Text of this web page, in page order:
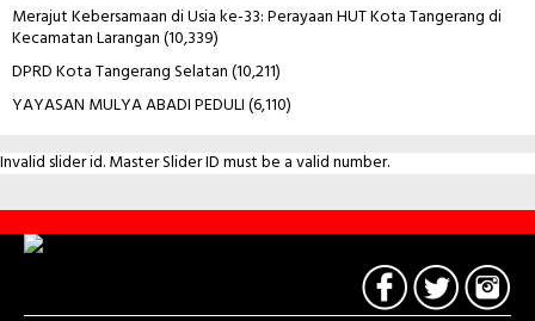
Merajut Kebersamaan di Usia ke-33: Perayaan HUT Kota Tangerang di
Kecamatan Larangan(10,339)
DPRD Kota Tangerang Selatan(10,211)
YAYASAN MULYA ABADI PEDULI(6,110)
Invalid slider id. Master Slider ID must be a valid number.
Contact
Us